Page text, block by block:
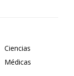
Ciencias
Médicas